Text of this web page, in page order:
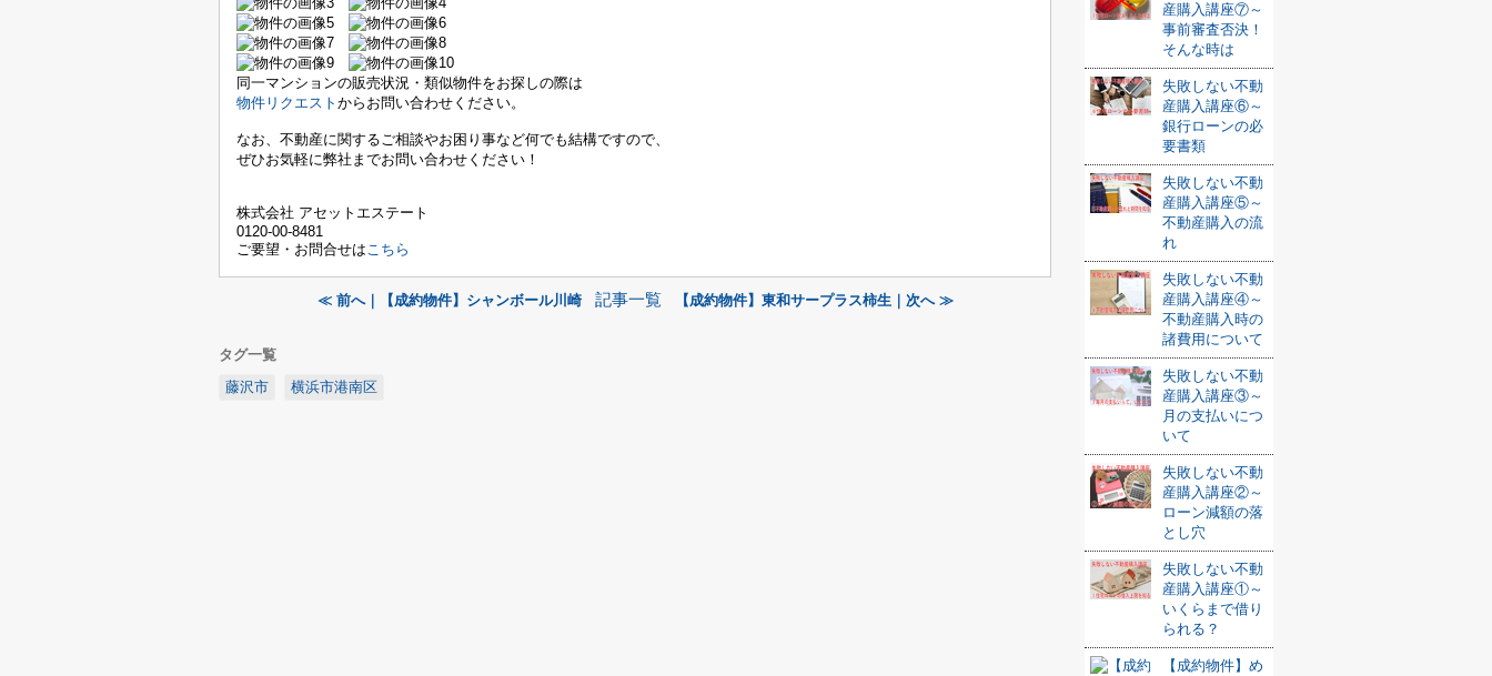
同一マンションの販売状況・類似物件をお探しの際は
物件リクエスト からお問い合わせください。
なお、不動産に関するご相談やお困り事など何でも結構ですので、
ぜひお気軽に弊社までお問い合わせください！
株式会社 アセットエステート
0120-00-8481
ご要望・お問合せはこちら
≪ 前へ｜【成約物件】シャンボール川崎 記事一覧 【成約物件】東和サープラス柿生｜次へ ≫
タグ一覧
藤沢市
横浜市港南区
産購入講座⑦～
事前審査否決！
そんな時は
失敗しない不動
産購入講座⑥～
銀行ローンの必
要書類
失敗しない不動
産購入講座⑤～
不動産購入の流
れ
失敗しない不動
産購入講座④～
不動産購入時の
諸費用について
失敗しない不動
産購入講座③～
月の支払いにつ
いて
失敗しない不動
産購入講座②～
ローン減額の落
とし穴
失敗しない不動
産購入講座①～
いくらまで借り
られる？
【成約物件】め